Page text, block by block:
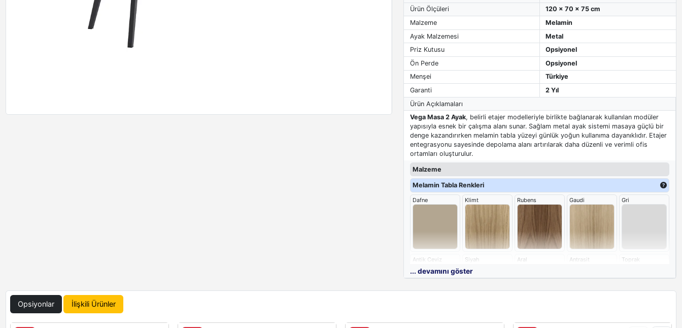
Ürün Ölçüleri
120 x 70 x 75 cm
Malzeme
Melamin
Ayak Malzemesi
Metal
Priz Kutusu
Opsiyonel
Ön Perde
Opsiyonel
Menşei
Türkiye
Garanti
2 Yıl
Ürün Açıklamaları
Vega Masa 2 Ayak, belirli etajer modelleriyle birlikte bağlanarak kullanılan modüler
yapısıyla esnek bir çalışma alanı sunar. Sağlam metal ayak sistemi masaya güçlü bir
denge kazandırırken melamin tabla yüzeyi günlük yoğun kullanıma dayanıklıdır. Etajer
entegrasyonu sayesinde depolama alanı artırılarak daha düzenli ve verimli ofis
ortamları oluşturulur.
Malzeme
Melamin Tabla Renkleri
Dafne Klimt Rubens Gaudi Gri
Antik Ceviz Siyah Aral Antrasit Toprak
... devamını göster
Opsiyonlar İlişkili Ürünler